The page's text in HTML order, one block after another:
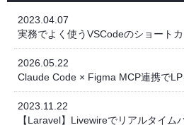
2023.04.07
実務でよく使うVSCodeのショート
2026.05.22
Claude Code × Figma MCP連携で
2023.11.22
【Laravel】Livewireでリアルタイム